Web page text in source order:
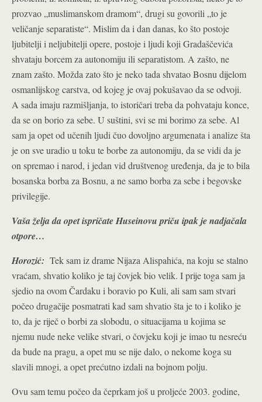
prozvao „muslimanskom dramom“, drugi su govorili „to je
veličanje separatiste“. Mislim da i dan danas, ko što postoje
ljubitelji i neljubitelji opere, postoje i ljudi koji Gradaščevića
shvataju borcem za autonomiju ili separatistom. A zašto, ne
znam zašto. Možda zato što je neko tada shvatao Bosnu dijelom
osmanlijskog carstva, od kojeg je ovaj pokušavao da se odvoji.
A sada imaju razmišljanja, to istoričari treba da pohvataju konce,
da se on borio za sebe. U suštini, svi se mi borimo za sebe. Al
sam ja opet od učenih ljudi čuo dovoljno argumenata i analize šta
je on sve uradio u toku te borbe za autonomiju, da se vidi da je
on spremao i narod, i jedan vid društvenog uređenja, da je to bila
bosanska borba za Bosnu, a ne samo borba za sebe i begovske
privilegije.
Vaša želja da opet ispričate Huseinovu priču ipak je nadjačala
otpore…
Horozić: Tek sam iz drame Nijaza Alispahića, na koju se stalno
vraćam, shvatio koliko je taj čovjek bio velik. I prije toga sam ja
sjedio na ovom Čardaku i boravio po Kuli, ali sam sam stvari
počeo drugačije posmatrati kad sam shvatio šta je to i koliko je
to, da je riječ o borbi za slobodu, o situacijama u kojima se
njemu nude neke velike stvari, o čovjeku koji je imao tu nesreću
da bude na pragu, a opet mu se nije dalo, o nekome koga su
slavili mnogi, a opet prećutno izdali na bojnom polju.
Ovu sam temu počeo da čeprkam još u proljeće 2003. godine,